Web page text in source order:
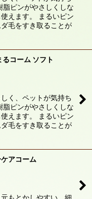
ピンがやさしくしな
えます。 まるいピン
毛をすき取ることが
るコーム ソフト
く、ペットが気持ち
ピンがやさしくしな
えます。 まるいピン
毛をすき取ることが
アコーム
もとかしやすい、細